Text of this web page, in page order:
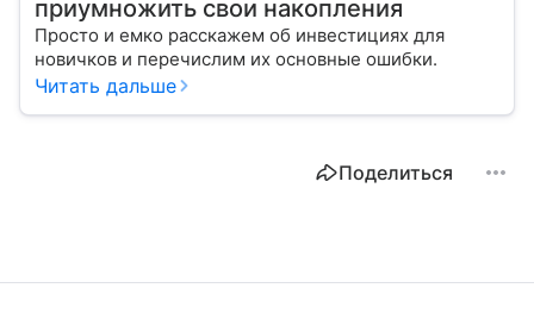
приумножить свои накопления
Просто и емко расскажем об инвестициях для
новичков и перечислим их основные ошибки.
Читать дальше
Поделиться